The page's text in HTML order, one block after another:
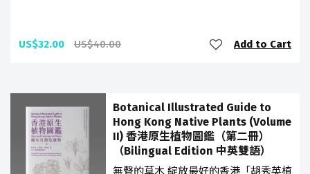
US$32.00 US$40.00 Add to Cart
Botanical Illustrated Guide to
Hong Kong Native Plants (Volume
II) 香港原生植物圖鑑（第二冊）
（Bilingual Edition 中英雙語）
無聲的草木 綻放最好的香港「胡秀英植